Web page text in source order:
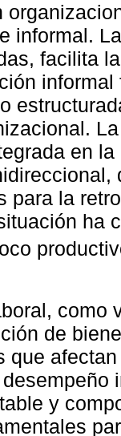
informal.
facilita
en
para la
ha
como
de
que
y